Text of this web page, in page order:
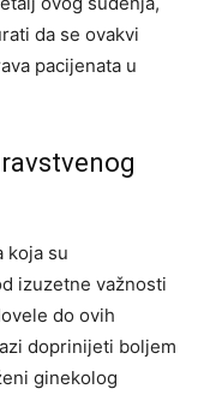
da se ovakvi
pacijenata u
koja su
izuzetne važnosti
do ovih
doprinijeti boljem
ginekolog